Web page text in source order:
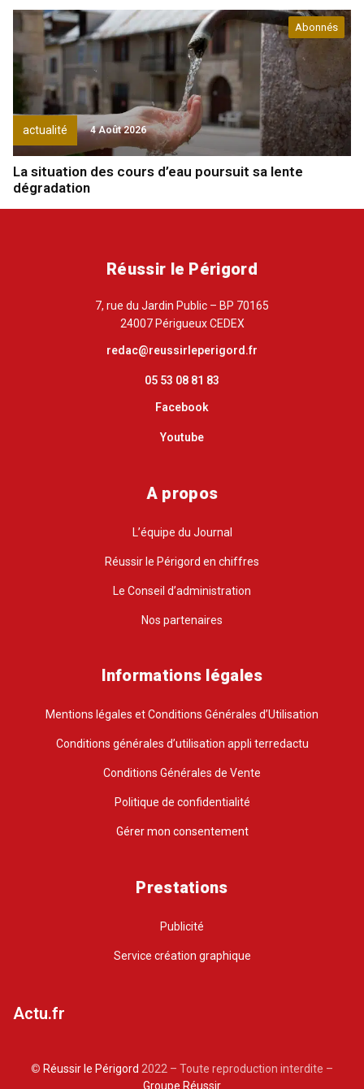
actualité
Abonnés
4 Août 2026
La situation des cours d’eau poursuit sa lente
dégradation
Réussir le Périgord
7, rue du Jardin Public – BP 70165
24007 Périgueux CEDEX
redac@reussirleperigord.fr
05 53 08 81 83
Facebook
Youtube
A propos
L’équipe du Journal
Réussir le Périgord en chiffres
Le Conseil d’administration
Nos partenaires
Informations légales
Mentions légales et Conditions Générales d’Utilisation
Conditions générales d’utilisation appli terredactu
Conditions Générales de Vente
Politique de confidentialité
Gérer mon consentement
Prestations
Publicité
Service création graphique
Actu.fr
© Réussir le Périgord 2022 – Toute reproduction interdite –
Groupe Réussir